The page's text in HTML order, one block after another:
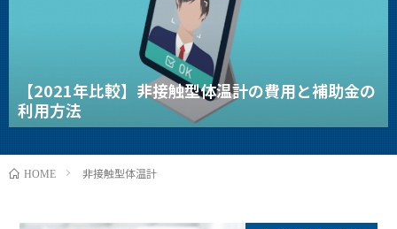
【2021年比較】非接触型体温計の費用と補助金の
利用方法
HOME 非接触型体温計